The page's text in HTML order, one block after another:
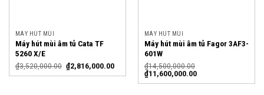
MÁY HÚT MÙI
Máy hút mùi âm tủ Cata TF
5260 X/E
₫3,520,000.00 ₫2,816,000.00
MÁY HÚT MÙI
Máy hút mùi âm tủ Fagor 3AF3-
601W
₫14,500,000.00
₫11,600,000.00